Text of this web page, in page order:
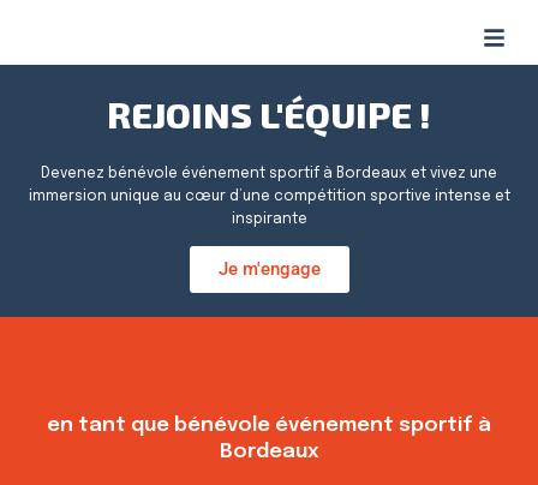
contenu
REJOINS L'ÉQUIPE !
Devenez bénévole événement sportif à Bordeaux et vivez une
immersion unique au cœur d’une compétition sportive intense et
inspirante
Je m'engage
en tant que bénévole événement sportif à
Bordeaux